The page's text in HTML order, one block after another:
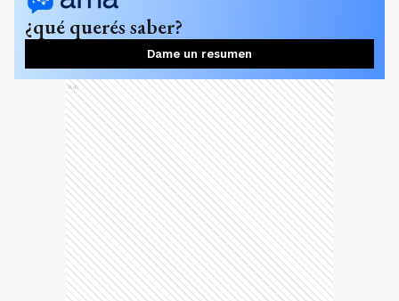
¿qué querés saber?
Dame un resumen
Ads